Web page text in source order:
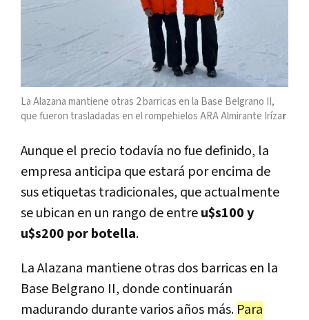
La Alazana mantiene otras 2 barricas en la Base Belgrano II,
que fueron trasladadas en el rompehielos ARA Almirante Irízar
Aunque el precio todavía no fue definido, la
empresa anticipa que estará por encima de
sus etiquetas tradicionales, que actualmente
se ubican en un rango de entreu$s100 y
u$s200 por botella.
La Alazana mantiene otras dos barricas en la
Base Belgrano II, donde continuarán
madurando durante varios años más. Para